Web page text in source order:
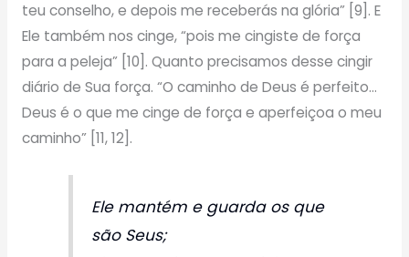
teu conselho, e depois me receberás na glória” [9]. E
Ele também nos cinge, “pois me cingiste de força
para a peleja” [10]. Quanto precisamos desse cingir
diário de Sua força. “O caminho de Deus é perfeito…
Deus é o que me cinge de força e aperfeiçoa o meu
caminho” [11, 12].
Ele mantém e guarda os que
são Seus;